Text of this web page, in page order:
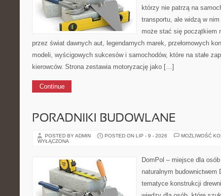
którzy nie patrzą na
transportu, ale widzą w
może stać się początkiem
przez świat dawnych aut, legendarnych marek, przełomowych
modeli, wyścigowych sukcesów i samochodów, które na stałe
kierowców. Strona zestawia motoryzację jako […]
Continue
PORADNIKI BUDOWLANE
POSTED BY ADMIN POSTED ON LIP - 9 - 2026
MOŻLIWOŚĆ
WYŁĄCZONA
DomPol – miejsce dla
naturalnym budownictwem
tematyce konstrukcji